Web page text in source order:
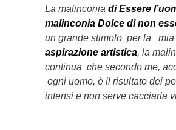
La malinconia di Essere
malinconia Dolce di non
un grande stimolo per la mia
aspirazione artistica, la
continua che secondo me,
ogni uomo, è il risultato dei
intensi e non serve cacciarla